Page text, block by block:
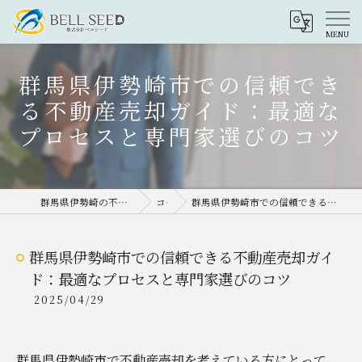
群馬県伊勢崎市での信頼でき
る不動産売却ガイド：最適な
プロセスと専門家選びのコツ
群馬県伊勢崎の不動産売却なら株式会社ベルシード コラム 群馬県伊勢崎市での信頼できる不動産売却ガイド：最適なプロセスと専門家選びのコツ
群馬県伊勢崎市での信頼できる不動産売却ガイ
ド：最適なプロセスと専門家選びのコツ
2025/04/29